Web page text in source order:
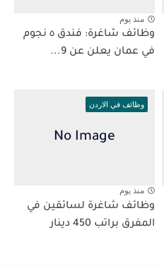
منذ يوم
وظائف شاغرة: فندق ٥ نجوم
في عمان يعلن عن 9...
وظائف في الاردن
منذ يوم
وظائف شاغرة لسائقين في
المفرق براتب 450 دينار